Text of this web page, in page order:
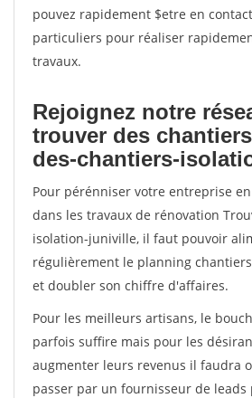
pouvez rapidement $etre en
particuliers pour réaliser
travaux.
Rejoignez notre
trouver des
des-chantiers-
Pour pérénniser votre entreprise
dans les travaux de rénovation
isolation-juniville, il faut pouvoir
régulièrement le planning
et doubler son chiffre d'affaires.
Pour les meilleurs artisans, le
parfois suffire mais pour les
augmenter leurs revenus il faudra
passer par un fournisseur de leads